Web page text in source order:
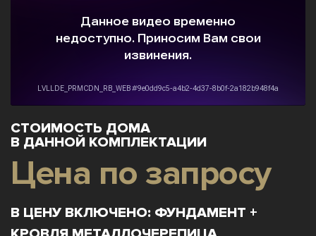
СТОИМОСТЬ ДОМА
В ДАННОЙ КОМПЛЕКТАЦИИ
Цена по запросу
В ЦЕНУ ВКЛЮЧЕНО: ФУНДАМЕНТ +